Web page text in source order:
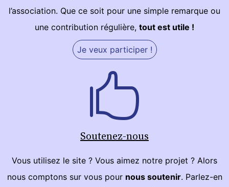
l’association. Que ce soit pour une simple remarque ou
une contribution régulière, tout est utile !
Je veux participer !
Soutenez-nous
Vous utilisez le site ? Vous aimez notre projet ? Alors
nous comptons sur vous pour nous soutenir. Parlez-en